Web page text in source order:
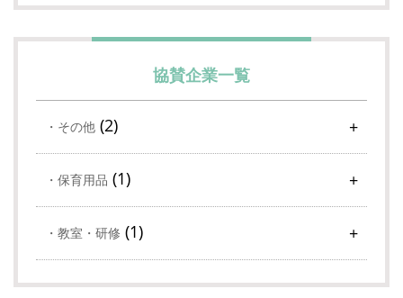
協賛企業一覧
その他 (2)
保育用品 (1)
教室・研修 (1)